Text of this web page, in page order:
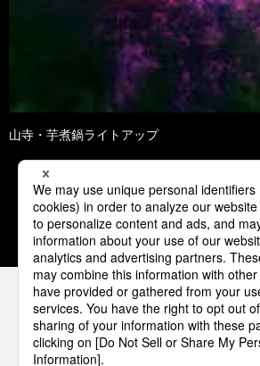
山寺・芋煮鍋ライトアップ
1 2 3 4
パナソニックの電気設備 SNS